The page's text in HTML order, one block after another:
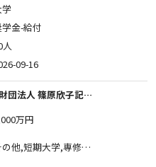
金-給付
人
09-16
一般財団法人 篠原欣子記念財団 (海外留学奨学金グループ)
万円
,短期大学,専修学校,高等専門学校,高等学校,大学院,大学